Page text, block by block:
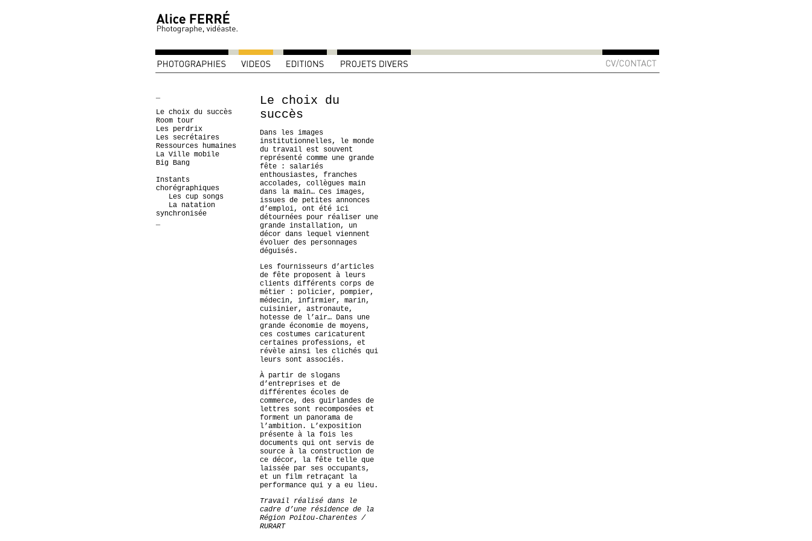
Le choix du succès
Room tour
Les perdrix
Les secrétaires
Ressources humaines
La Ville mobile
Big Bang
Instants
chorégraphiques
Les cup songs
La natation
synchronisée
Le choix du
succès
Dans les images
institutionnelles, le monde
du travail est souvent
représenté comme une grande
fête : salariés
enthousiastes, franches
accolades, collègues main
dans la main… Ces images,
issues de petites annonces
d’emploi, ont été ici
détournées pour réaliser une
grande installation, un
décor dans lequel viennent
évoluer des personnages
déguisés.
Les fournisseurs d’articles
de fête proposent à leurs
clients différents corps de
métier : policier, pompier,
médecin, infirmier, marin,
cuisinier, astronaute,
hotesse de l’air… Dans une
grande économie de moyens,
ces costumes caricaturent
certaines professions, et
révèle ainsi les clichés qui
leurs sont associés.
À partir de slogans
d’entreprises et de
différentes écoles de
commerce, des guirlandes de
lettres sont recomposées et
forment un panorama de
l’ambition. L’exposition
présente à la fois les
documents qui ont servis de
source à la construction de
ce décor, la fête telle que
laissée par ses occupants,
et un film retraçant la
performance qui y a eu lieu.
Travail réalisé dans le
cadre d’une résidence de la
Région Poitou-Charentes /
RURART